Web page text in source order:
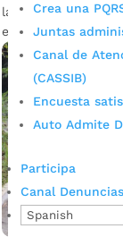
Crea una
Juntas
Canal de
(CASSIB)
Encuesta
Auto Admite
Participa
Canal
la construcción de
el sector rural y